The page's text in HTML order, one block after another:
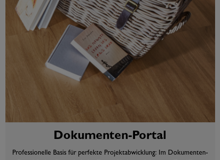
Dokumenten-Portal
Professionelle Basis für perfekte Projektabwicklung: Im Dokumenten-